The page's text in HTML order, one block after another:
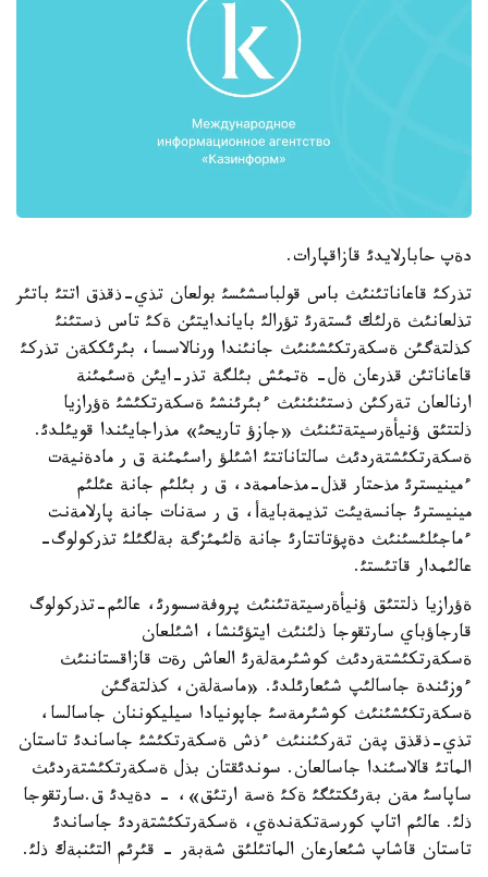
دةپ حابارلايدئ قازاقپارات.
تذركئ قاعاناتئنئث باس قولباسشئسئ بولعان تذي-ذقذق اتتئ باتئر
تذلعانئث ةرلئك ئستةرئ تؤرالئ باياندايتئن ةكئ تاس ذستئنئ
كذلتةگئن ةسكةرتكئشئنئث جانئندا ورنالاسسا، بئرئككةن تذركئ
قاعاناتئن قذرعان ةل- ةتمئش بئلگة تذر-ايئن ةسئمئنة
ارنالعان تةركئن ذستئنئنئث ءبئرئنشئ ةسكةرتكئشئ ةؤرازيا
ذلتتئق ؤنيأةرسيتةتئنئث «جازؤ تاريحئ» مذراجايئندا قويئلدئ.
ةسكةرتكئشتةردئث سالتاناتتئ اشئلؤ راسئمئنة ق ر مادةنيةت
ءمينيسترئ مذحتار قذل-مذحاممةد، ق ر بئلئم جانة عئلئم
مينيسترئ جانسةيئت تذيمةبايةأ، ق ر سةنات جانة پارلامةنت
ءماجئلئسئنئث دةپؤتاتتارئ جانة ةلئمئزگة بةلگئلئ تذركولوگ-
عالئمدار قاتئستئ.
ةؤرازيا ذلتتئق ؤنيأةرسيتةتئنئث پروفةسسورئ، عالئم-تذركولوگ
قارجاؤباي سارتقوجا ذلئنئث ايتؤئنشا، اشئلعان
ةسكةرتكئشتةردئث كوشئرمةلةرئ العاش رةت قازاقستاننئث
ءوزئندة جاسالئپ شئعارئلدئ. «ماسةلةن، كذلتةگئن
ةسكةرتكئشئنئث كوشئرمةسئ جاپونيادا سيليكوننان جاسالسا،
تذي-ذقذق پةن تةركئننئث ءذش ةسكةرتكئشئ جاساندئ تاستان
الماتئ قالاسئندا جاسالعان. سوندئقتان بذل ةسكةرتكئشتةردئث
ساپاسئ مةن بةرئكتئگئ ةكئ ةسة ارتئق»، - دةيدئ ق.سارتقوجا
ذلئ. عالئم اتاپ كورسةتكةندةي، ةسكةرتكئشتةردئ جاساندئ
تاستان قاشاپ شئعارعان الماتئلئق شةبةر - قئرئم التئنبةك ذلئ.